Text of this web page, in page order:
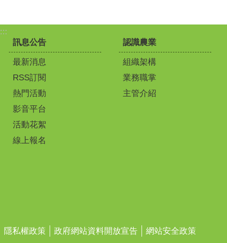
:::
訊息公告
最新消息
RSS訂閱
熱門活動
影音平台
活動花絮
線上報名
認識農業
組織架構
業務職掌
主管介紹
隱私權政策 政府網站資料開放宣告 網站安全政策